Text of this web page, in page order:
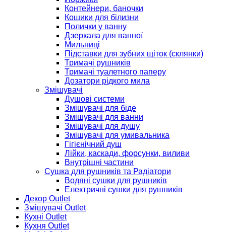
Контейнери, баночки
Кошики для білизни
Полички у ванну
Дзеркала для ванної
Мильниці
Підставки для зубних щіток (склянки)
Тримачі рушників
Тримачі туалетного паперу
Дозатори рідкого мила
Змішувачі
Душові системи
Змішувачі для біде
Змішувачі для ванни
Змішувачі для душу
Змішувачі для умивальника
Гігієнічний душ
Лійки, каскади, форсунки, виливи
Внутрішні частини
Сушка для рушників та Радіатори
Водяні сушки для рушників
Електричні сушки для рушників
Декор Outlet
Змішувачі Outlet
Кухні Outlet
Кухня Outlet